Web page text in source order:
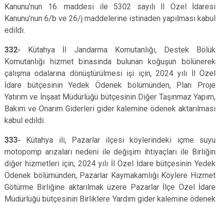
Kanunu’nun 16. maddesi ile 5302 sayılı İl Özel İdaresi
Kanunu’nun 6/b ve 26/j maddelerine istinaden yapılması kabul
edildi.
332- Kütahya İl Jandarma Komutanlığı, Destek Bölük
Komutanlığı hizmet binasında bulunan koğuşun bölünerek
çalışma odalarına dönüştürülmesi işi için, 2024 yılı İl Özel
İdare bütçesinin Yedek Ödenek bölümünden, Plan Proje
Yatırım ve İnşaat Müdürlüğü bütçesinin Diğer Taşınmaz Yapım,
Bakım ve Onarım Giderleri gider kalemine ödenek aktarılması
kabul edildi.
333- Kütahya ili, Pazarlar ilçesi köylerindeki içme suyu
motopomp arızaları nedeni ile değişim ihtiyaçları ile Birliğin
diğer hizmetleri için, 2024 yılı İl Özel İdare bütçesinin Yedek
Ödenek bölümünden, Pazarlar Kaymakamlığı Köylere Hizmet
Götürme Birliğine aktarılmak üzere Pazarlar İlçe Özel İdare
Müdürlüğü bütçesinin Birliklere Yardım gider kalemine ödenek